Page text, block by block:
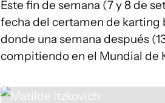
Este fin de semana (7 y 8 de
fecha del certamen de karting
donde una semana después
compitiendo en el Mundial de